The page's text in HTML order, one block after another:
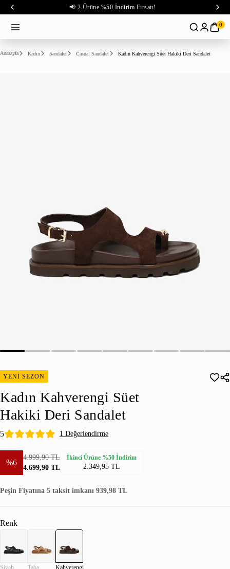
📢 2.Ürüne %50 İndirim Fırsatı!
0
Anasayfa Kadın Sandalet Casual Sandalet Kadın Kahverengi Süet Hakiki Deri Sandalet
YENİ SEZON
Kadın Kahverengi Süet
Hakiki Deri Sandalet
5 1 Değerlendirme
%6
4.999,90 TL
4.699,90 TL
İkinci Ürüne %50 İndirim
2.349,95 TL
Peşin Fiyatına 5 taksit imkanı 939,98 TL
Renk